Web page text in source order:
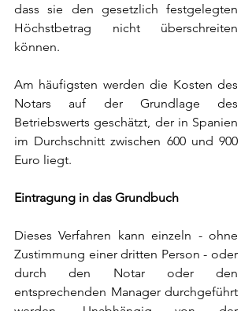
dass sie den gesetzlich festgelegten
Höchstbetrag nicht überschreiten
können.
Am häufigsten werden die Kosten des
Notars auf der Grundlage des
Betriebswerts geschätzt, der in Spanien
im Durchschnitt zwischen 600 und 900
Euro liegt.
Eintragung in das Grundbuch
Dieses Verfahren kann einzeln - ohne
Zustimmung einer dritten Person - oder
durch den Notar oder den
entsprechenden Manager durchgeführt